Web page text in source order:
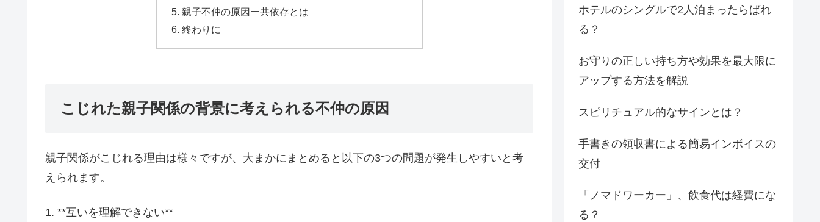
親子不仲の原因ー共依存とは
終わりに
こじれた親子関係の背景に考えられる不仲の原因
親子関係がこじれる理由は様々ですが、大まかにまとめると以下の3つの問題が発生しやすいと考
えられます。
1. **互いを理解できない**
ホテルのシングルで2人泊まったらばれ
る？
お守りの正しい持ち方や効果を最大限に
アップする方法を解説
スピリチュアル的なサインとは？
手書きの領収書による簡易インボイスの
交付
「ノマドワーカー」、飲食代は経費にな
る？